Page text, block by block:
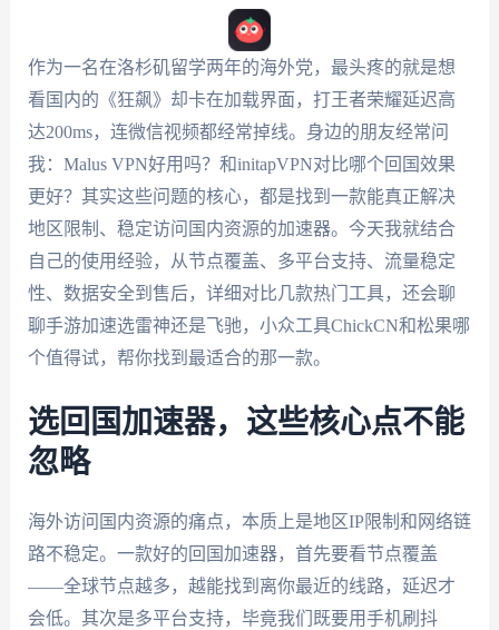
作为一名在洛杉矶留学两年的海外党，最头疼的就是想
看国内的《狂飙》却卡在加载界面，打王者荣耀延迟高
达200ms，连微信视频都经常掉线。身边的朋友经常问
我：Malus VPN好用吗？和initapVPN对比哪个回国效果
更好？其实这些问题的核心，都是找到一款能真正解决
地区限制、稳定访问国内资源的加速器。今天我就结合
自己的使用经验，从节点覆盖、多平台支持、流量稳定
性、数据安全到售后，详细对比几款热门工具，还会聊
聊手游加速选雷神还是飞驰，小众工具ChickCN和松果哪
个值得试，帮你找到最适合的那一款。
选回国加速器，这些核心点不能
忽略
海外访问国内资源的痛点，本质上是地区IP限制和网络链
路不稳定。一款好的回国加速器，首先要看节点覆盖
——全球节点越多，越能找到离你最近的线路，延迟才
会低。其次是多平台支持，毕竟我们既要用手机刷抖